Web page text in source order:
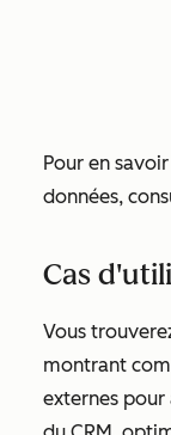
Pour en
données,
Cas
Vous
montrant
externes